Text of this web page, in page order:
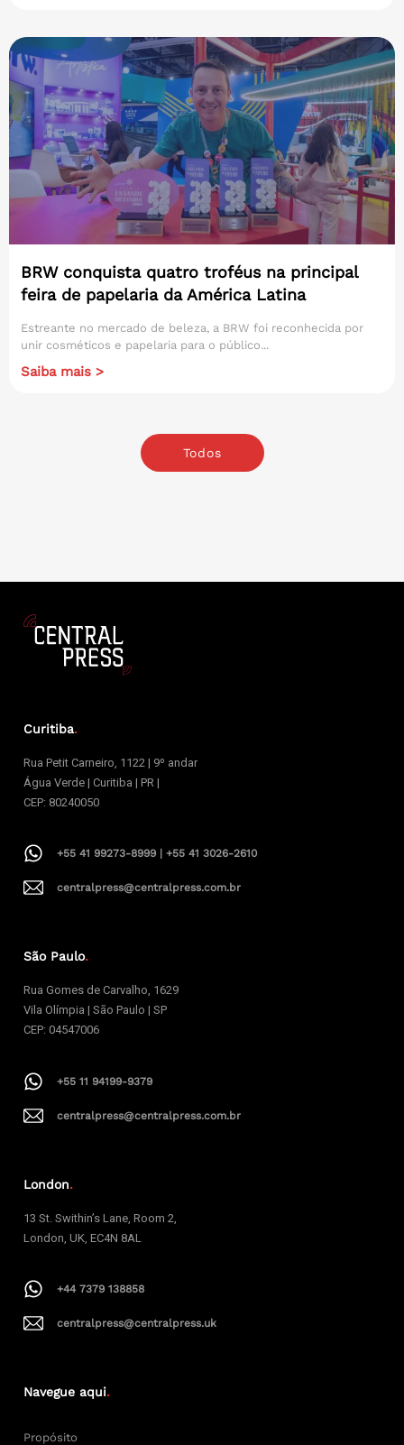
BRW conquista quatro troféus na principal
feira de papelaria da América Latina
Estreante no mercado de beleza, a BRW foi reconhecida por
unir cosméticos e papelaria para o público...
Saiba mais >
Todos
Curitiba.
Rua Petit Carneiro, 1122 | 9º andar
Água Verde | Curitiba | PR |
CEP: 80240050
+55 41 99273-8999 | +55 41 3026-2610
centralpress@centralpress.com.br
São Paulo.
Rua Gomes de Carvalho, 1629
Vila Olímpia | São Paulo | SP
CEP: 04547006
+55 11 94199-9379
centralpress@centralpress.com.br
London.
13 St. Swithin’s Lane, Room 2,
London, UK, EC4N 8AL
+44 7379 138858
centralpress@centralpress.uk
Navegue aqui.
Propósito